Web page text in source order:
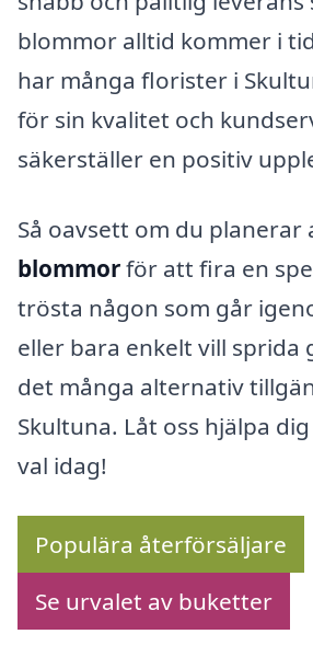
blommor alltid kommer i
har många florister i
för sin kvalitet och
säkerställer en positiv
Så oavsett om du planerar
blommorför att fira en
trösta någon som går
eller bara enkelt vill sprida
det många alternativ
Skultuna. Låt oss hjälpa
val idag!
Populära återförsäljare
Se urvalet av buketter